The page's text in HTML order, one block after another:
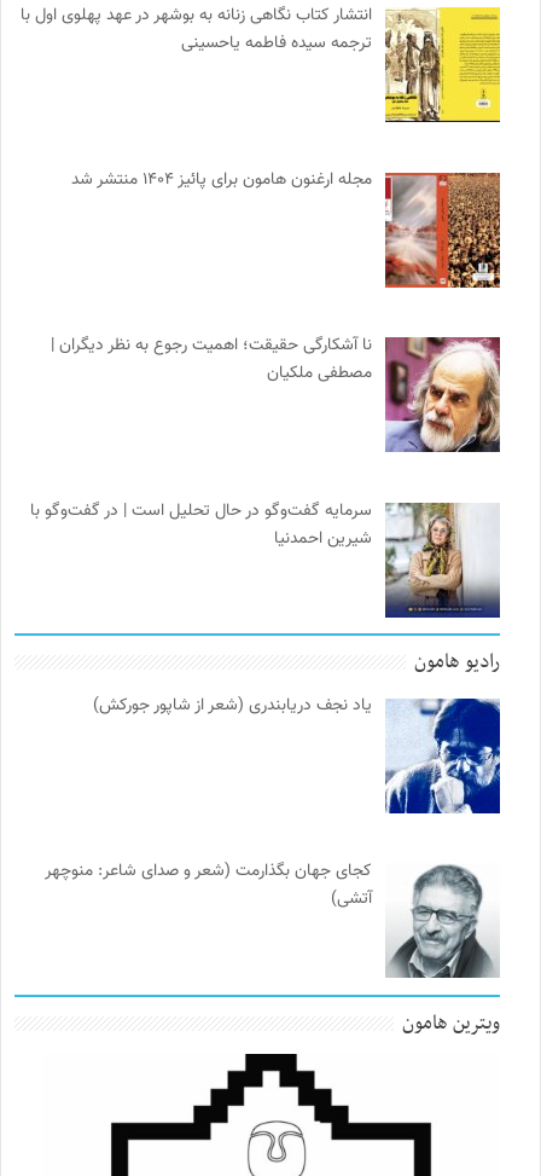
انتشار کتاب نگاهی زنانه به بوشهر در عهد پهلوی اول با
ترجمه سیده فاطمه یاحسینی
مجله ارغنون هامون برای پائیز ۱۴۰۴ منتشر شد
نا آشکارگی حقیقت؛ اهمیت رجوع به نظر دیگران |
مصطفی ملکیان
سرمایه گفت‌وگو در حال تحلیل است | در گفت‌وگو با
شیرین احمدنیا
رادیو هامون
یاد نجف دریابندری (شعر از شاپور جورکش)
کجای جهان بگذارمت (شعر و صدای شاعر: منوچهر
آتشی)
ویترین هامون